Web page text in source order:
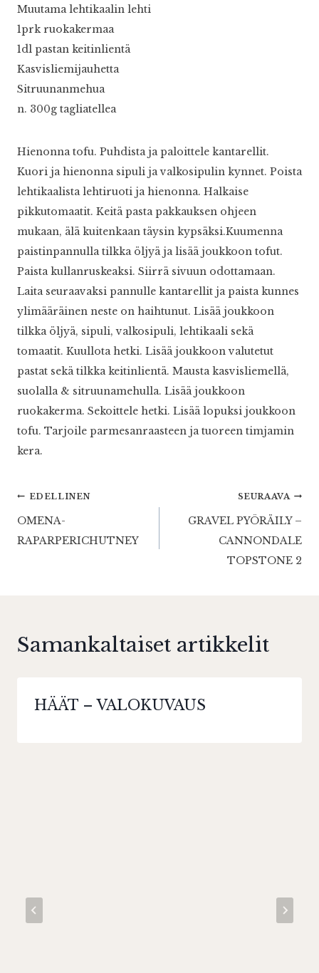
Muutama lehtikaalin lehti
1prk ruokakermaa
1dl pastan keitinlientä
Kasvisliemijauhetta
Sitruunanmehua
n. 300g tagliatellea
Hienonna tofu. Puhdista ja paloittele kantarellit.
Kuori ja hienonna sipuli ja valkosipulin kynnet. Poista
lehtikaalista lehtiruoti ja hienonna. Halkaise
pikkutomaatit. Keitä pasta pakkauksen ohjeen
mukaan, älä kuitenkaan täysin kypsäksi.Kuumenna
paistinpannulla tilkka öljyä ja lisää joukkoon tofut.
Paista kullanruskeaksi. Siirrä sivuun odottamaan.
Laita seuraavaksi pannulle kantarellit ja paista kunnes
ylimääräinen neste on haihtunut. Lisää joukkoon
tilkka öljyä, sipuli, valkosipuli, lehtikaali sekä
tomaatit. Kuullota hetki. Lisää joukkoon valutetut
pastat sekä tilkka keitinlientä. Mausta kasvisliemellä,
suolalla & sitruunamehulla. Lisää joukkoon
ruokakerma. Sekoittele hetki. Lisää lopuksi joukkoon
tofu. Tarjoile parmesanraasteen ja tuoreen timjamin
kera.
Artikkelien
selaus
EDELLINEN
OMENA-
RAPARPERICHUTNEY
SEURAAVA
GRAVEL PYÖRÄILY –
CANNONDALE
TOPSTONE 2
Samankaltaiset artikkelit
HÄÄT – VALOKUVAUS